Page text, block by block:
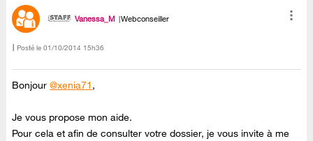
Vanessa_M Webconseiller
Posté le ‎01/10/2014 15h36
Bonjour@xenia71 ,
Je vous propose mon aide.
Pour cela et afin de consulter votre dossier, je vous invite à me